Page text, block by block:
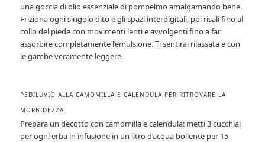
una goccia di olio essenziale di pompelmo amalgamando bene.
Friziona ogni singolo dito e gli spazi interdigitali, poi risali fino al
collo del piede con movimenti lenti e avvolgenti fino a far
assorbire completamente l’emulsione. Ti sentirai rilassata e con
le gambe veramente leggere.
PEDILUVIO ALLA CAMOMILLA E CALENDULA PER RITROVARE LA
MORBIDEZZA
Prepara un decotto con camomilla e calendula: metti 3 cucchiai
per ogni erba in infusione in un litro d’acqua bollente per 15